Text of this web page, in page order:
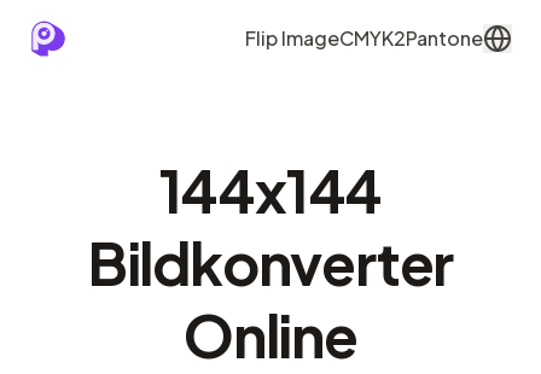
Flip ImageCMYK2Pantone
144x144
Bildkonverter
Online